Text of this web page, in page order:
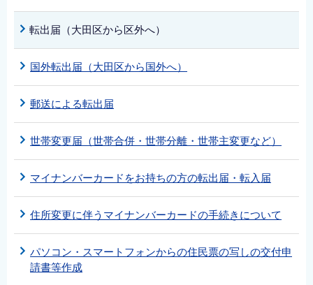
転出届（大田区から区外へ）
国外転出届（大田区から国外へ）
郵送による転出届
世帯変更届（世帯合併・世帯分離・世帯主変更など）
マイナンバーカードをお持ちの方の転出届・転入届
住所変更に伴うマイナンバーカードの手続きについて
パソコン・スマートフォンからの住民票の写しの交付申
請書等作成